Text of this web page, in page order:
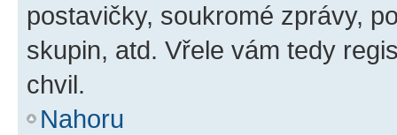
postavičky, soukromé zprávy,
skupin, atd. Vřele vám tedy
chvil.
Nahoru